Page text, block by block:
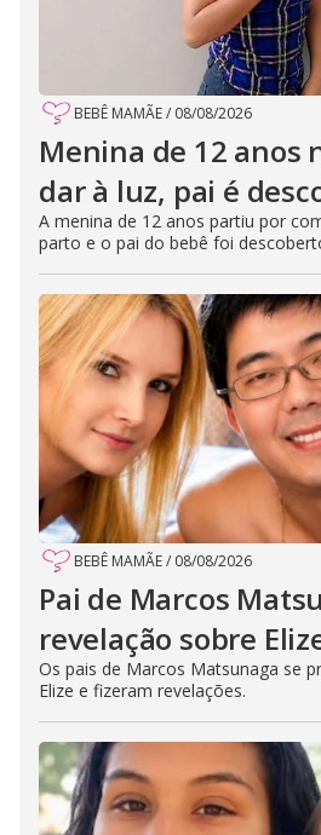
BEBÊ MAMÃE/ 08/08/2026
Menina de 12 anos
dar à luz, pai é
A menina de 12 anos partiu por
parto e o pai do bebê foi
BEBÊ MAMÃE/ 08/08/2026
Pai de Marcos
revelação sobre
Os pais de Marcos Matsunaga se
Elize e fizeram revelações.